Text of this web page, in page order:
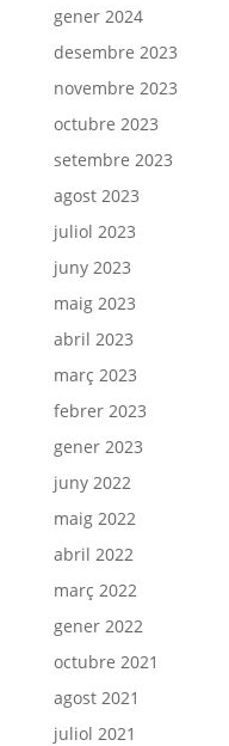
gener 2024
desembre 2023
novembre 2023
octubre 2023
setembre 2023
agost 2023
juliol 2023
juny 2023
maig 2023
abril 2023
març 2023
febrer 2023
gener 2023
juny 2022
maig 2022
abril 2022
març 2022
gener 2022
octubre 2021
agost 2021
juliol 2021